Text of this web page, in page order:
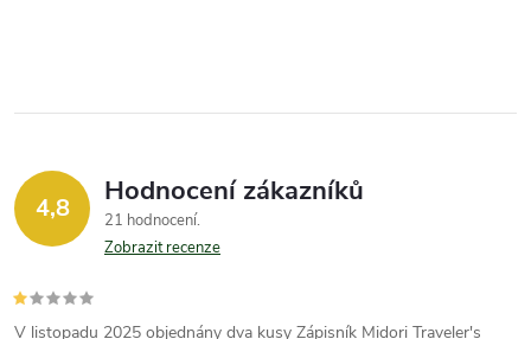
4,8 Hodnocení zákazníků
21 hodnocení
Zobrazit recenze
V listopadu 2025 objednány dva kusy Zápisník Midori Traveler's